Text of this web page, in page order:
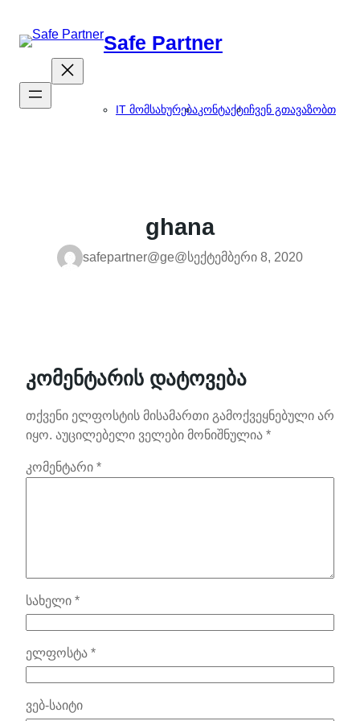
გადასვლა
Safe Partner
IT მომსახურებაკონტაქტიჩვენ გთავაზობთ
ghana
safepartner@ge@სექტემბერი 8, 2020
კომენტარის დატოვება
თქვენი ელფოსტის მისამართი გამოქვეყნებული არ
იყო. აუცილებელი ველები მონიშნულია *
კომენტარი *
სახელი *
ელფოსტა *
ვებ-საიტი